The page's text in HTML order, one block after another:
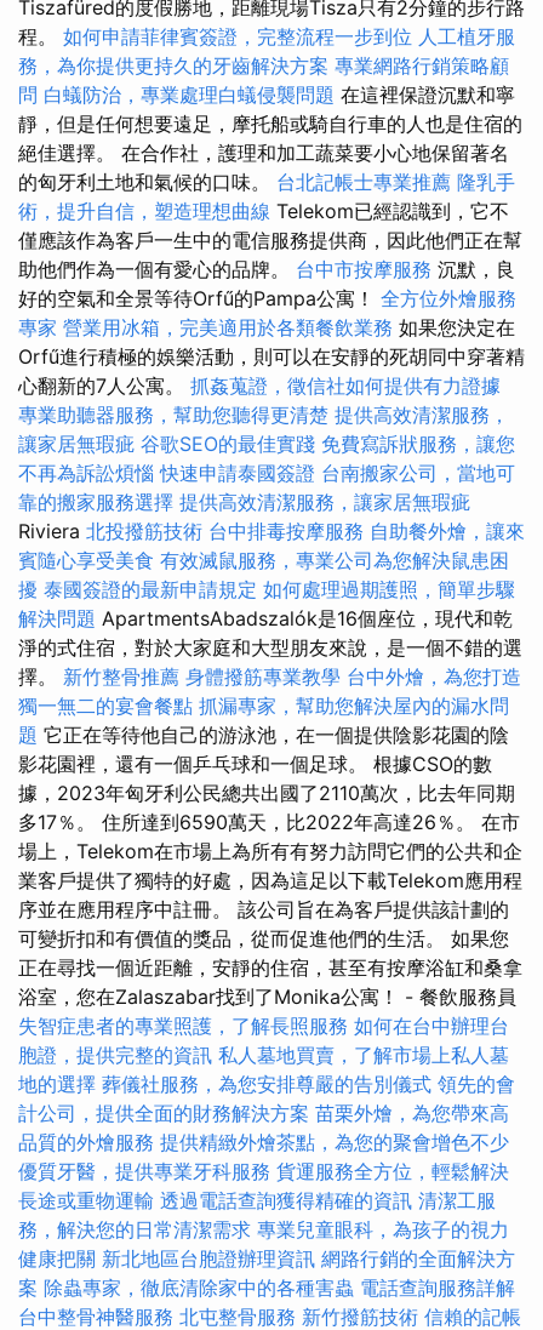
Tiszafüred的度假勝地，距離現場Tisza只有2分鐘的步行路
程。 如何申請菲律賓簽證，完整流程一步到位 人工植牙服
務，為你提供更持久的牙齒解決方案 專業網路行銷策略顧
問 白蟻防治，專業處理白蟻侵襲問題 在這裡保證沉默和寧
靜，但是任何想要遠足，摩托船或騎自行車的人也是住宿的
絕佳選擇。 在合作社，護理和加工蔬菜要小心地保留著名
的匈牙利土地和氣候的口味。 台北記帳士專業推薦 隆乳手
術，提升自信，塑造理想曲線 Telekom已經認識到，它不
僅應該作為客戶一生中的電信服務提供商，因此他們正在幫
助他們作為一個有愛心的品牌。 台中市按摩服務 沉默，良
好的空氣和全景等待Orfű的Pampa公寓！ 全方位外燴服務
專家 營業用冰箱，完美適用於各類餐飲業務 如果您決定在
Orfű進行積極的娛樂活動，則可以在安靜的死胡同中穿著精
心翻新的7人公寓。 抓姦蒐證，徵信社如何提供有力證據
專業助聽器服務，幫助您聽得更清楚 提供高效清潔服務，
讓家居無瑕疵 谷歌SEO的最佳實踐 免費寫訴狀服務，讓您
不再為訴訟煩惱 快速申請泰國簽證 台南搬家公司，當地可
靠的搬家服務選擇 提供高效清潔服務，讓家居無瑕疵
Riviera 北投撥筋技術 台中排毒按摩服務 自助餐外燴，讓來
賓隨心享受美食 有效滅鼠服務，專業公司為您解決鼠患困
擾 泰國簽證的最新申請規定 如何處理過期護照，簡單步驟
解決問題 ApartmentsAbadszalók是16個座位，現代和乾
淨的式住宿，對於大家庭和大型朋友來說，是一個不錯的選
擇。 新竹整骨推薦 身體撥筋專業教學 台中外燴，為您打造
獨一無二的宴會餐點 抓漏專家，幫助您解決屋內的漏水問
題 它正在等待他自己的游泳池，在一個提供陰影花園的陰
影花園裡，還有一個乒乓球和一個足球。 根據CSO的數
據，2023年匈牙利公民總共出國了2110萬次，比去年同期
多17％。 住所達到6590萬天，比2022年高達26％。 在市
場上，Telekom在市場上為所有有努力訪問它們的公共和企
業客戶提供了獨特的好處，因為這足以下載Telekom應用程
序並在應用程序中註冊。 該公司旨在為客戶提供該計劃的
可變折扣和有價值的獎品，從而促進他們的生活。 如果您
正在尋找一個近距離，安靜的住宿，甚至有按摩浴缸和桑拿
浴室，您在Zalaszabar找到了Monika公寓！ - 餐飲服務員
失智症患者的專業照護，了解長照服務 如何在台中辦理台
胞證，提供完整的資訊 私人墓地買賣，了解市場上私人墓
地的選擇 葬儀社服務，為您安排尊嚴的告別儀式 領先的會
計公司，提供全面的財務解決方案 苗栗外燴，為您帶來高
品質的外燴服務 提供精緻外燴茶點，為您的聚會增色不少
優質牙醫，提供專業牙科服務 貨運服務全方位，輕鬆解決
長途或重物運輸 透過電話查詢獲得精確的資訊 清潔工服
務，解決您的日常清潔需求 專業兒童眼科，為孩子的視力
健康把關 新北地區台胞證辦理資訊 網路行銷的全面解決方
案 除蟲專家，徹底清除家中的各種害蟲 電話查詢服務詳解
台中整骨神醫服務 北屯整骨服務 新竹撥筋技術 信賴的記帳